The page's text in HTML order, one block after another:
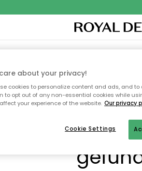
INNENEINRICHTUNGTEXTILIEN & TEPPICHE
Ooops, die
about your privacy!
cookies to personalize content and ads, and
to opt out of any non-essential cookies while
your experience of the website. Our privacy
Cookie Settings